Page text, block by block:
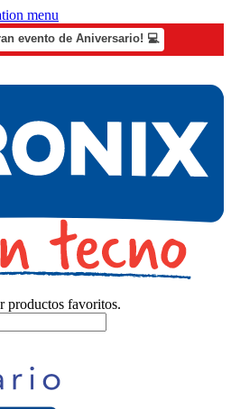
menu
evento de Aniversario! 💻
productos favoritos.